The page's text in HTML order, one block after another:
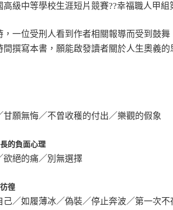
高級中等學校生涯短片競賽??幸福職人甲
，一位受刑人看到作者相關報導而受到鼓
間撰寫本書，願能啟發讀者關於人生奧義的
甘願無悔／不曾收穫的付出／樂觀的假象
的負面心理
欲絕的痛／別無選擇
徨
己／如履薄冰／偽裝／停止奔波／第一次不